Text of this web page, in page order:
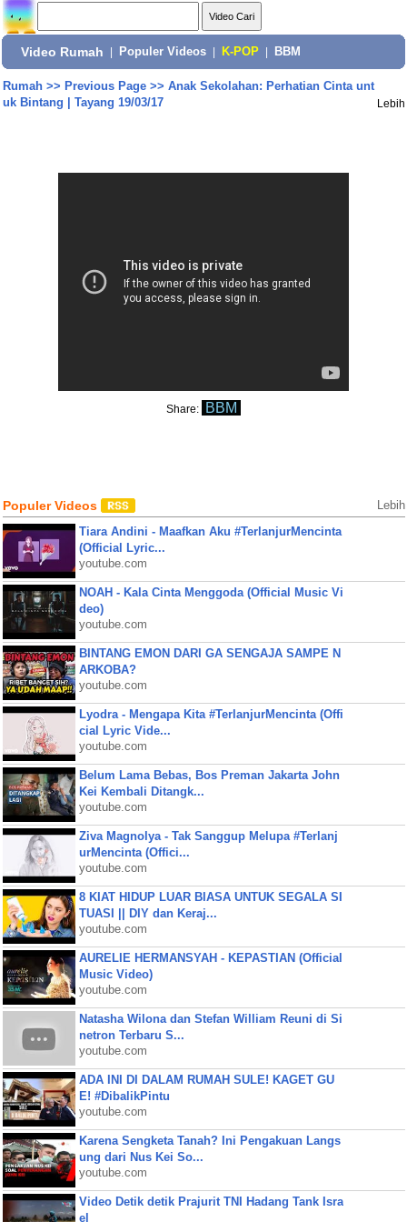
Video Rumah Populer Videos K-POP BBM
Rumah>> Previous Page>> Anak Sekolahan: Perhatian Cinta unt
uk Bintang | Tayang 19/03/17
Lebih
Share: BBM
Populer Videos Lebih
Tiara Andini - Maafkan Aku #TerlanjurMencinta
(Official Lyric...
youtube.com
NOAH - Kala Cinta Menggoda (Official Music Vi
deo)
youtube.com
BINTANG EMON DARI GA SENGAJA SAMPE N
ARKOBA?
youtube.com
Lyodra - Mengapa Kita #TerlanjurMencinta (Offi
cial Lyric Vide...
youtube.com
Belum Lama Bebas, Bos Preman Jakarta John
Kei Kembali Ditangk...
youtube.com
Ziva Magnolya - Tak Sanggup Melupa #Terlanj
urMencinta (Offici...
youtube.com
8 KIAT HIDUP LUAR BIASA UNTUK SEGALA SI
TUASI || DIY dan Keraj...
youtube.com
AURELIE HERMANSYAH - KEPASTIAN (Official
Music Video)
youtube.com
Natasha Wilona dan Stefan William Reuni di Si
netron Terbaru S...
youtube.com
ADA INI DI DALAM RUMAH SULE! KAGET GU
E! #DibalikPintu
youtube.com
Karena Sengketa Tanah? Ini Pengakuan Langs
ung dari Nus Kei So...
youtube.com
Video Detik detik Prajurit TNI Hadang Tank Isra
el